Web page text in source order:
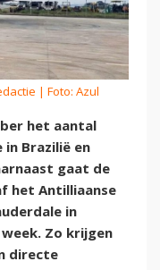
| Foto: Azul
het aantal
Brazilië en
gaat de
het Antilliaanse
in
Zo krijgen
directe